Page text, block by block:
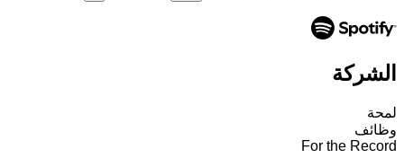
الشركة
لمحة
وظائف
For the Record